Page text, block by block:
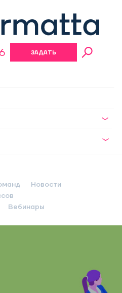
ЗАДАТЬ
Новости
Вебинары